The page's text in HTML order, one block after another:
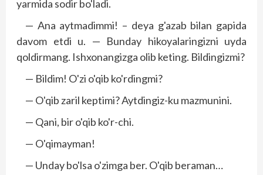
yarmida sodir bo'ladi.
— Ana aytmadimmi! – deya g'azab bilan gapida
davom etdi u. — Bunday hikoyalaringizni uyda
qoldirmang. Ishxonangizga olib keting. Bildingizmi?
— Bildim! O'zi o'qib ko'rdingmi?
— O'qib zaril keptimi? Aytdingiz-ku mazmunini.
— Qani, bir o'qib ko'r-chi.
— O'qimayman!
— Unday bo'lsa o'zimga ber. O'qib beraman…